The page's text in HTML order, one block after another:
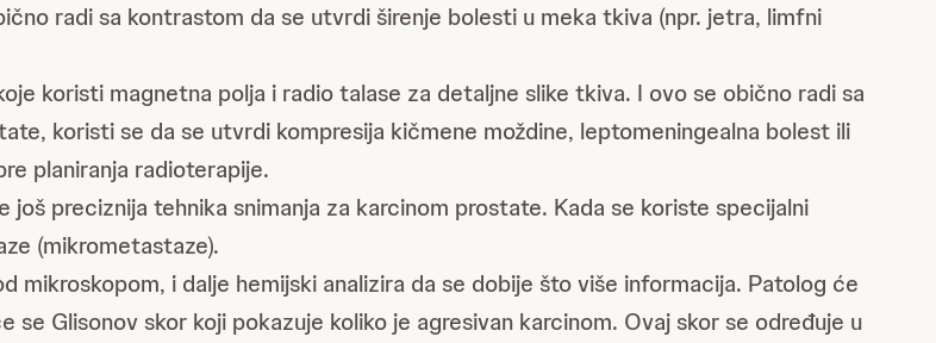
radi sa kontrastom da se utvrdi širenje bolesti u meka tkiva (npr. jetra, limfni
koristi magnetna polja i radio talase za detaljne slike tkiva. I ovo se obično radi sa
koristi se da se utvrdi kompresija kičmene moždine, leptomeningealna bolest ili
planiranja radioterapije.
još preciznija tehnika snimanja za karcinom prostate. Kada se koriste specijalni
(mikrometastaze).
mikroskopom, i dalje hemijski analizira da se dobije što više informacija. Patolog će
Glisonov skor koji pokazuje koliko je agresivan karcinom. Ovaj skor se određuje u